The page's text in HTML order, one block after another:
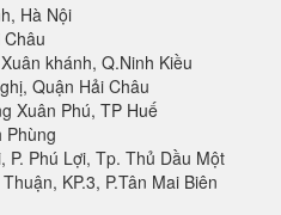
Hà Nội
khánh, Q.Ninh Kiều
Quận Hải Châu
Xuân Phú, TP Huế
Phùng
P. Phú Lợi, Tp. Thủ Dầu Một
KP.3, P.Tân Mai Biên